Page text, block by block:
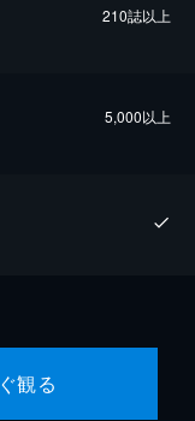
210誌以上
5,000以上
観る